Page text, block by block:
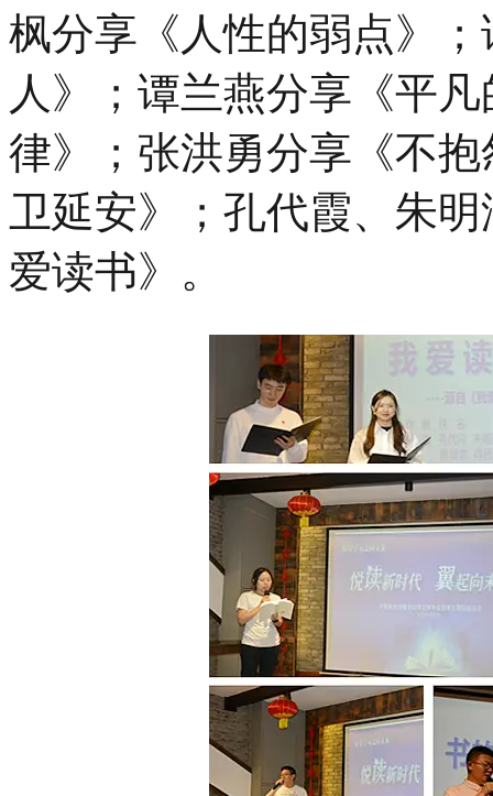
枫分享《人性的弱点》
人》；谭兰燕分享《平
律》；张洪勇分享《不
卫延安》；孔代霞、朱
爱读书》。